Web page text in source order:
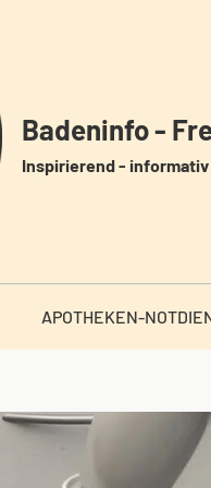
Badeninfo -
Inspirierend -
APOTHEKEN-